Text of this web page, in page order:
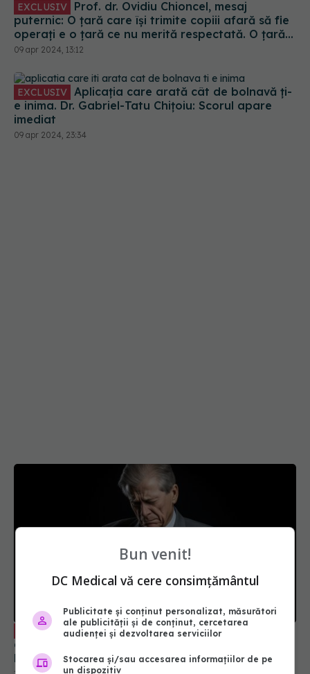
EXCLUSIV
puternic: O țară care își trimite copiii afară să fie
operați e o țară ce nu merită respectată. O țară
unde profesia medicală a scăzut atât de mult e o
09 apr 2024, 13:12
EXCLUSIV
e inima. Dr. Gabriel-Tatu Chițoiu: Scorul apare
imediat
09 apr 2024, 23:34
EXCLUSIV Boala gravă pe care s-ar putea să o
aibă o treime din populație. Cardiologul
Ruxandra Jurcuț: E spectaculos de dramatic, sub
Bun venit!
DC Medical vă cere consimțământul
Publicitate și conținut personalizat, măsurători
ale publicității și de conținut, cercetarea
audienței și dezvoltarea serviciilor
Stocarea și/sau accesarea informațiilor de pe
un dispozitiv